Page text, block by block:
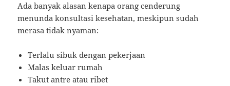
Ada banyak alasan kenapa orang cenderung
menunda konsultasi kesehatan, meskipun sudah
merasa tidak nyaman:
Terlalu sibuk dengan pekerjaan
Malas keluar rumah
Takut antre atau ribet